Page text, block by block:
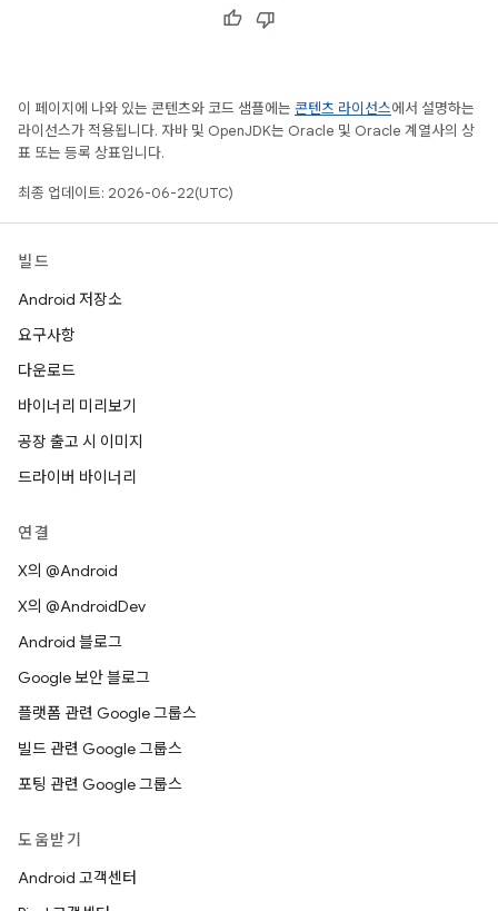
이 페이지에 나와 있는 콘텐츠와 코드 샘플에는 콘텐츠 라이선스에서 설명하는
라이선스가 적용됩니다. 자바 및 OpenJDK는 Oracle 및 Oracle 계열사의 상
표 또는 등록 상표입니다.
최종 업데이트: 2026-06-22(UTC)
빌드
Android 저장소
요구사항
다운로드
바이너리 미리보기
공장 출고 시 이미지
드라이버 바이너리
연결
X의 @Android
X의 @AndroidDev
Android 블로그
Google 보안 블로그
플랫폼 관련 Google 그룹스
빌드 관련 Google 그룹스
포팅 관련 Google 그룹스
도움받기
Android 고객센터